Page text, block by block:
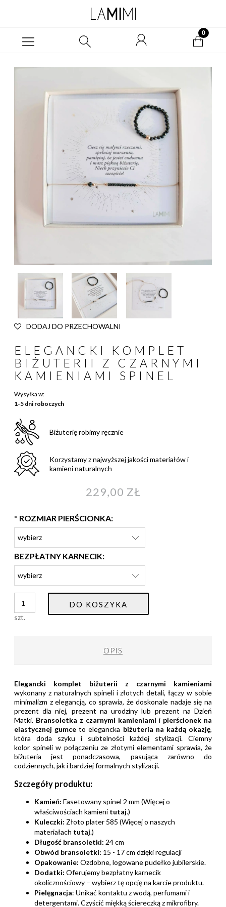
DODAJ DO PRZECHOWALNI
ELEGANCKI KOMPLET
BIŻUTERII Z CZARNYMI
KAMIENIAMI SPINEL
Wysyłka w:
1-5 dni roboczych
Biżuterię robimy ręcznie
Korzystamy z najwyższej jakości materiałów i
kamieni naturalnych
229,00 ZŁ
* ROZMIAR PIERŚCIONKA:
BEZPŁATNY KARNECIK:
szt.
DO KOSZYKA
OPIS
Elegancki komplet biżuterii z czarnymi kamieniami
wykonany z naturalnych spineli i złotych detali, łączy w sobie
minimalizm z elegancją, co sprawia, że doskonale nadaje się na
prezent dla niej, prezent na urodziny lub prezent na Dzień
Matki. Bransoletka z czarnymi kamieniami i pierścionek na
elastycznej gumce to elegancka biżuteria na każdą okazję,
która doda szyku i subtelności każdej stylizacji. Ciemny
kolor spineli w połączeniu ze złotymi elementami sprawia, że
biżuteria jest ponadczasowa, pasująca zarówno do
codziennych, jak i bardziej formalnych stylizacji.
Szczegóły produktu:
Kamień: Fasetowany spinel 2 mm (Więcej o
właściwościach kamieni tutaj.)
Kuleczki: Złoto plater 585 (Więcej o naszych
materiałach tutaj.)
Długość bransoletki: 24 cm
Obwód bransoletki: 15 - 17 cm dzięki regulacji
Opakowanie: Ozdobne, logowane pudełko jubilerskie.
Dodatki: Oferujemy bezpłatny karnecik
okolicznościowy – wybierz tę opcję na karcie produktu.
Pielęgnacja: Unikać kontaktu z wodą, perfumami i
detergentami. Czyścić miękką ściereczką z mikrofibry.